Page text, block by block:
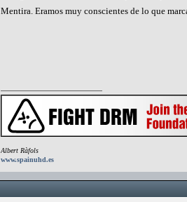
Mentira. Eramos muy conscientes de lo que
Albert Ràfols
www.spainuhd.es